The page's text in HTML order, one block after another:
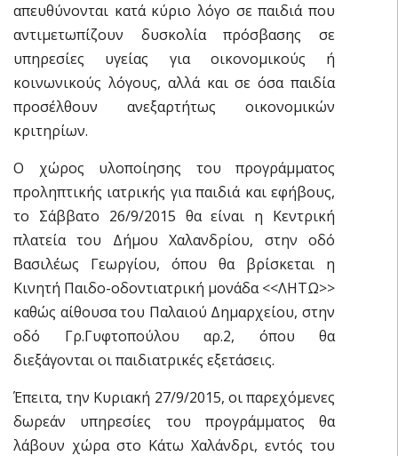
απευθύνονται κατά κύριο λόγο σε παιδιά που
αντιμετωπίζουν δυσκολία πρόσβασης σε
υπηρεσίες υγείας για οικονομικούς ή
κοινωνικούς λόγους, αλλά και σε όσα παιδία
προσέλθουν ανεξαρτήτως οικονομικών
κριτηρίων.
Ο χώρος υλοποίησης του προγράμματος
προληπτικής ιατρικής για παιδιά και εφήβους,
το Σάββατο 26/9/2015 θα είναι η Κεντρική
πλατεία του Δήμου Χαλανδρίου, στην οδό
Βασιλέως Γεωργίου, όπου θα βρίσκεται η
Κινητή Παιδο-οδοντιατρική μονάδα <<ΛΗΤΩ>>
καθώς αίθουσα του Παλαιού Δημαρχείου, στην
οδό Γρ.Γυφτοπούλου αρ.2, όπου θα
διεξάγονται οι παιδιατρικές εξετάσεις.
Έπειτα, την Κυριακή 27/9/2015, οι παρεχόμενες
δωρεάν υπηρεσίες του προγράμματος θα
λάβουν χώρα στο Κάτω Χαλάνδρι, εντός του